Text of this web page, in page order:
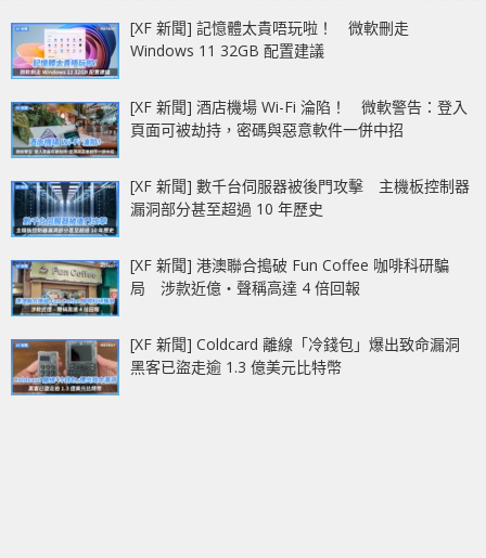
[XF 新聞] 記憶體太貴唔玩啦！ 微軟刪走
Windows 11 32GB 配置建議
[XF 新聞] 酒店機場 Wi-Fi 淪陷！ 微軟警告：登入
頁面可被劫持，密碼與惡意軟件一併中招
[XF 新聞] 數千台伺服器被後門攻擊 主機板控制器
漏洞部分甚至超過 10 年歷史
[XF 新聞] 港澳聯合搗破 Fun Coffee 咖啡科研騙
局 涉款近億‧聲稱高達 4 倍回報
[XF 新聞] Coldcard 離線「冷錢包」爆出致命漏洞
黑客已盜走逾 1.3 億美元比特幣